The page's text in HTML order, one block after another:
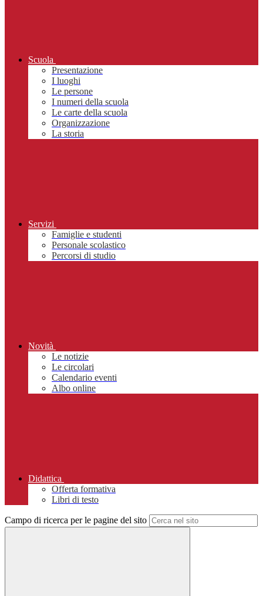
Scuola
Presentazione
I luoghi
Le persone
I numeri della scuola
Le carte della scuola
Organizzazione
La storia
Servizi
Famiglie e studenti
Personale scolastico
Percorsi di studio
Novità
Le notizie
Le circolari
Calendario eventi
Albo online
Didattica
Offerta formativa
Libri di testo
Campo di ricerca per le pagine del sito